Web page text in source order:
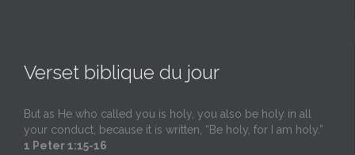
Verset biblique du jour
But as He who called you is holy, you also be holy in all
your conduct, because it is written, “Be holy, for I am holy.”
1 Peter 1:15-16